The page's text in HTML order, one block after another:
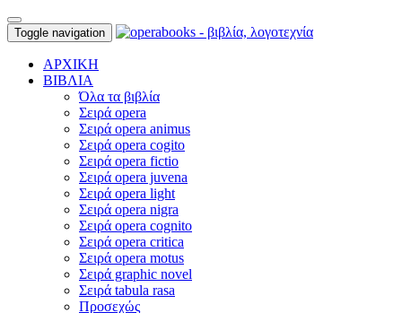
Toggle navigation
ΑΡΧΙΚΗ
ΒΙΒΛΙΑ
Όλα τα βιβλία
Σειρά opera
Σειρά opera animus
Σειρά opera cogito
Σειρά opera fictio
Σειρά opera juvena
Σειρά opera light
Σειρά opera nigra
Σειρά opera cognito
Σειρά opera critica
Σειρά opera motus
Σειρά graphic novel
Σειρά tabula rasa
Προσεχώς